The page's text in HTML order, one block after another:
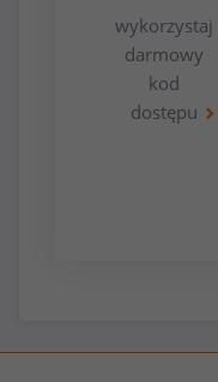
wykorzystaj
darmowy
kod
dostępu